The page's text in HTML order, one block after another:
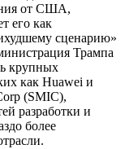
от США,
его как
сценарию»
Трампа
крупных
как Huawei и
(SMIC),
разработки и
более